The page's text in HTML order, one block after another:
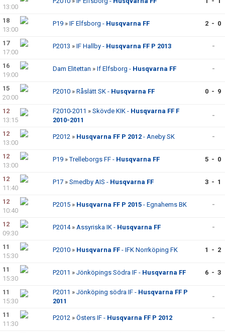
13:00
18
13:00
P19 » IF Elfsborg - Husqvarna FF 2 - 0
17
17:00
P2013 » IF Hallby - Husqvarna FF P 2013 -
16
19:00
Dam Elitettan » If Elfsborg - Husqvarna FF -
15
20:00
P2010 » Råslätt SK - Husqvarna FF 0 - 9
12
13:15
F2010-2011 » Skövde KIK - Husqvarna FF F
2010-2011
-
12
13:00
P2012 » Husqvarna FF P 2012 - Aneby SK -
12
13:00
P19 »Trelleborgs FF - Husqvarna FF 5 - 0
12
11:40
P17 » Smedby AIS - Husqvarna FF 3 - 1
12
10:40
P2015 » Husqvarna FF P 2015 - Egnahems BK -
12
09:30
P2014» Assyriska IK - Husqvarna FF -
11
15:30
P2010 » Husqvarna FF - IFK Norrköping FK 1 - 2
11
15:30
P2011 » Jönköpings Södra IF - Husqvarna FF 6 - 3
11
15:30
P2011 » Jönköping södra IF - Husqvarna FF P
2011
-
11
11:30
P2012 » Östers IF - Husqvarna FF P 2012 -